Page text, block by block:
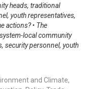
heads, traditional
youth representatives,
actions? • The
local community
security personnel, youth
and Climate,